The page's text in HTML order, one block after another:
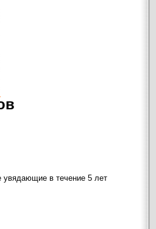
увядающие в течение 5 лет